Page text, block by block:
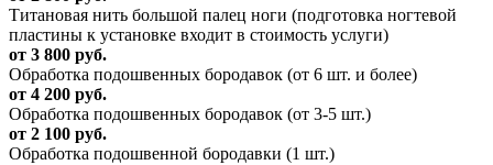
Титановая нить большой палец ноги (подготовка ногтевой
пластины к установке входит в стоимость услуги)
от 3 800 руб.
Обработка подошвенных бородавок (от 6 шт. и более)
от 4 200 руб.
Обработка подошвенных бородавок (от 3-5 шт.)
от 2 100 руб.
Обработка подошвенной бородавки (1 шт.)